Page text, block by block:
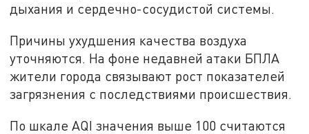
дыхания и сердечно-сосудистой системы.
Причины ухудшения качества воздуха
уточняются. На фоне недавней атаки БПЛА
жители города связывают рост показателей
загрязнения с последствиями происшествия.
По шкале AQI значения выше 100 считаются